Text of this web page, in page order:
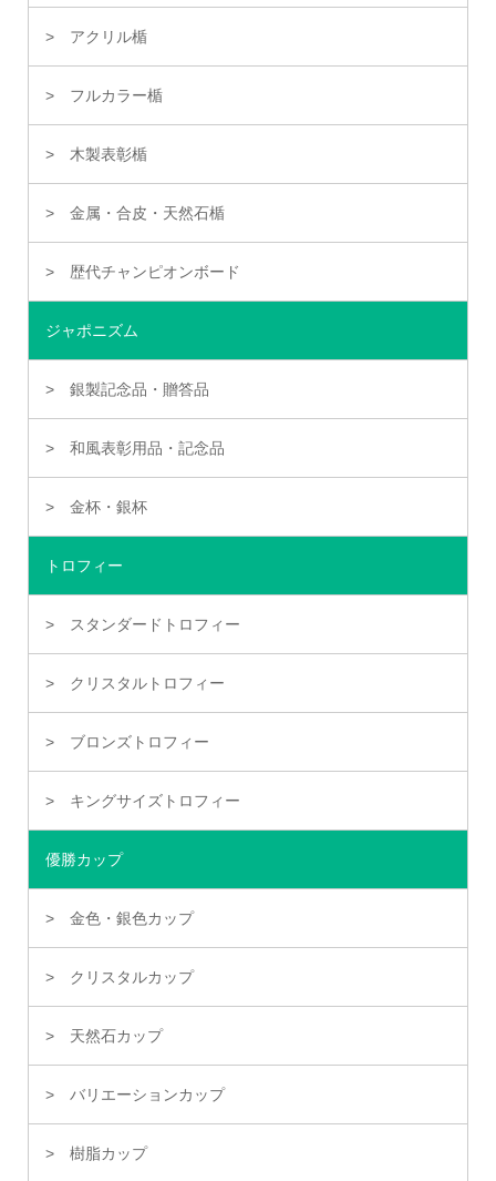
アクリル楯
フルカラー楯
木製表彰楯
金属・合皮・天然石楯
歴代チャンピオンボード
ジャポニズム
銀製記念品・贈答品
和風表彰用品・記念品
金杯・銀杯
トロフィー
スタンダードトロフィー
クリスタルトロフィー
ブロンズトロフィー
キングサイズトロフィー
優勝カップ
金色・銀色カップ
クリスタルカップ
天然石カップ
バリエーションカップ
樹脂カップ